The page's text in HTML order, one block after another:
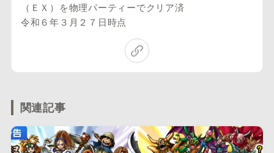
（ＥＸ）を物理パーティーでクリア済
令和６年３月２７日時点
関連記事